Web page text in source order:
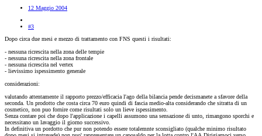
12 Maggio 2004
#3
Dopo circa due mesi e mezzo di trattamento con FNS questi i risultati:
- nessuna ricrescita nella zona delle tempie
- nessuna ricrescita nella zona frontale
- nessuna ricrescita nel vertex
- lievissimo ispessimento generale
considerazioni:
valutando attentamente il rapporto prezzo/efficacia l'ago della bilancia pende decismanete a sfavore della
seconda. Un prodotto che costa circa 70 euro quindi di fascia medio-alta considerando che sitratta di un
cosmetico, non puo fornire come risultati solo un lieve ispessimento.
Senza contare poi che dopo l'applicazione i capelli assumono una sensazione di unto, rimangono sporchi e
necessitano un lavaggio il giorno successivo.
In definitiva un pordotto che pur non potendo essere totalemnte sconsigliato (qualche minimo risultato